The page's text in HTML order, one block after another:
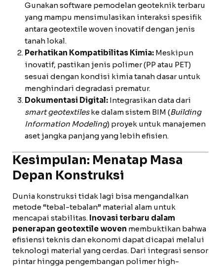
Gunakan software pemodelan geoteknik terbaru
yang mampu mensimulasikan interaksi spesifik
antara geotextile woven inovatif dengan jenis
tanah lokal.
Perhatikan Kompatibilitas Kimia: Meskipun
inovatif, pastikan jenis polimer (PP atau PET)
sesuai dengan kondisi kimia tanah dasar untuk
menghindari degradasi prematur.
Dokumentasi Digital: Integrasikan data dari
smart geotextileske dalam sistem BIM (Building
Information Modeling) proyek untuk manajemen
aset jangka panjang yang lebih efisien.
Kesimpulan: Menatap Masa
Depan Konstruksi
Dunia konstruksi tidak lagi bisa mengandalkan
metode “tebal-tebalan” material alam untuk
mencapai stabilitas. Inovasi terbaru dalam
penerapan geotextile woven membuktikan bahwa
efisiensi teknis dan ekonomi dapat dicapai melalui
teknologi material yang cerdas. Dari integrasi sensor
pintar hingga pengembangan polimer high-